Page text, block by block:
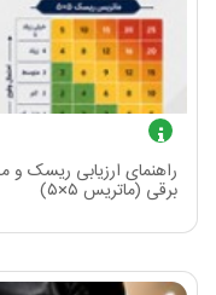
راهنمای ارزیابی ریسک
برقی (ماتریس ۵×۵)